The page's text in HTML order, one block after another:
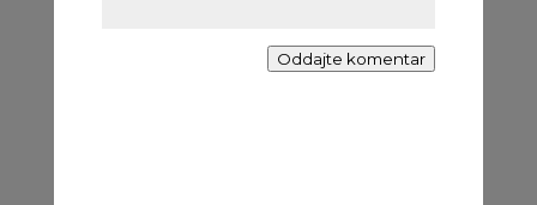
Oddajte komentar